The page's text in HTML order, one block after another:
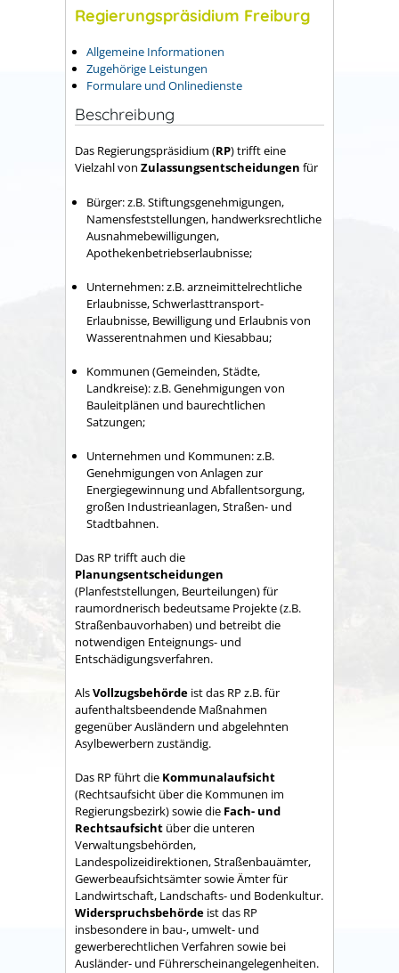
Regierungspräsidium Freiburg
Allgemeine Informationen
Zugehörige Leistungen
Formulare und Onlinedienste
Beschreibung
Das Regierungspräsidium (RP) trifft eine
Vielzahl von Zulassungsentscheidungen für
Bürger: z.B. Stiftungsgenehmigungen,
Namensfeststellungen, handwerksrechtliche
Ausnahmebewilligungen,
Apothekenbetriebserlaubnisse;
Unternehmen: z.B. arzneimittelrechtliche
Erlaubnisse, Schwerlasttransport-
Erlaubnisse, Bewilligung und Erlaubnis von
Wasserentnahmen und Kiesabbau;
Kommunen (Gemeinden, Städte,
Landkreise): z.B. Genehmigungen von
Bauleitplänen und baurechtlichen
Satzungen;
Unternehmen und Kommunen: z.B.
Genehmigungen von Anlagen zur
Energiegewinnung und Abfallentsorgung,
großen Industrieanlagen, Straßen- und
Stadtbahnen.
Das RP trifft auch die
Planungsentscheidungen
(Planfeststellungen, Beurteilungen) für
raumordnerisch bedeutsame Projekte (z.B.
Straßenbauvorhaben) und betreibt die
notwendigen Enteignungs- und
Entschädigungsverfahren.
AlsVollzugsbehörde ist das RP z.B. für
aufenthaltsbeendende Maßnahmen
gegenüber Ausländern und abgelehnten
Asylbewerbern zuständig.
Das RP führt die Kommunalaufsicht
(Rechtsaufsicht über die Kommunen im
Regierungsbezirk) sowie die Fach- und
Rechtsaufsicht über die unteren
Verwaltungsbehörden,
Landespolizeidirektionen, Straßenbauämter,
Gewerbeaufsichtsämter sowie Ämter für
Landwirtschaft, Landschafts- und Bodenkultur.
Widerspruchsbehörde ist das RP
insbesondere in bau-, umwelt- und
gewerberechtlichen Verfahren sowie bei
Ausländer- und Führerscheinangelegenheiten.